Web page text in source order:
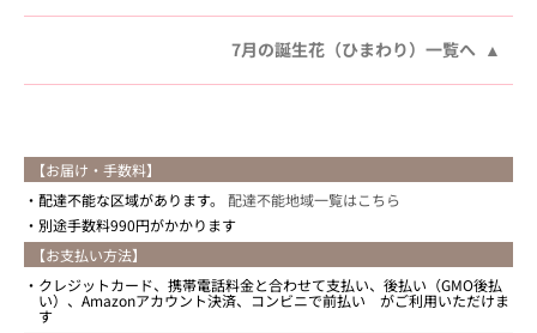
7月の誕生花（ひまわり）一覧へ
【お届け・手数料】
配達不能な区域があります。 配達不能地域一覧はこちら
別途手数料990円がかかります
【お支払い方法】
クレジットカード、携帯電話料金と合わせて支払い、後払い（GMO後払
い）、Amazonアカウント決済、コンビニで前払い がご利用いただけま
す